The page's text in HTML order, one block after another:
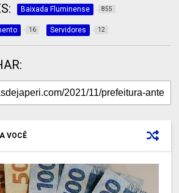
Baixada Fluminense 855
16 Servidores 12
VOCÊ